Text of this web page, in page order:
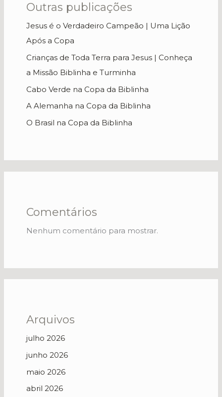
Outras publicações
Jesus é o Verdadeiro Campeão | Uma Lição
Após a Copa
Crianças de Toda Terra para Jesus | Conheça
a Missão Biblinha e Turminha
Cabo Verde na Copa da Biblinha
A Alemanha na Copa da Biblinha
O Brasil na Copa da Biblinha
Comentários
Nenhum comentário para mostrar.
Arquivos
julho 2026
junho 2026
maio 2026
abril 2026